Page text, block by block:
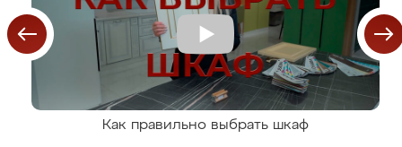
Как правильно выбрать шкаф